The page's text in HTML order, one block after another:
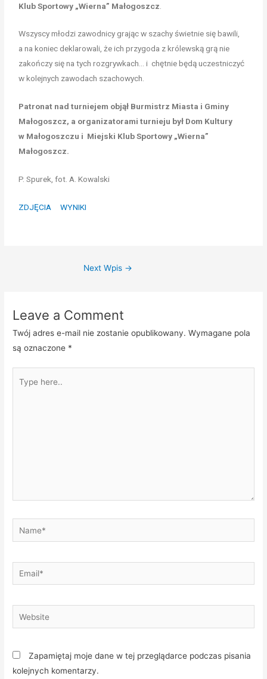
Klub Sportowy „Wierna” Małogoszcz
Wszyscy młodzi zawodnicy grając w szachy świetnie się bawili,
a na koniec deklarowali, że ich przygoda z królewską grą nie
zakończy się na tych rozgrywkach… i chętnie będą uczestniczyć
w kolejnych zawodach szachowych.
Patronat nad turniejem objął Burmistrz Miasta i Gminy
Małogoszcz, a organizatorami turnieju był Dom Kultury
w Małogoszczu i Miejski Klub Sportowy „Wierna”
Małogoszcz.
P. Spurek, fot. A. Kowalski
ZDJĘCIA WYNIKI
Next Wpis →
Leave a Comment
Twój adres e-mail nie zostanie opublikowany. Wymagane pola
są oznaczone *
here..
Name*
Email*
Website
Zapamiętaj moje dane w tej przeglądarce podczas pisania
kolejnych komentarzy.